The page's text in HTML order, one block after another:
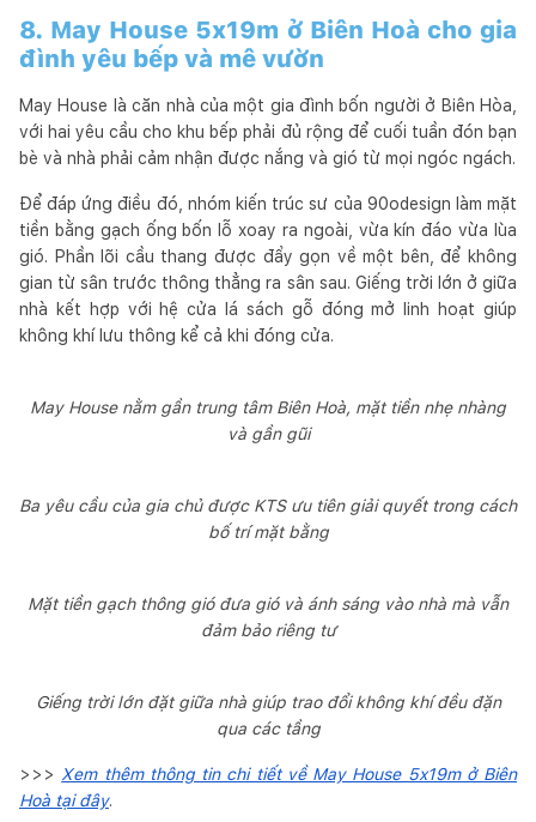
8. May House 5x19m ở Biên Hoà cho gia
đình yêu bếp và mê vườn
May House là căn nhà của một gia đình bốn người ở Biên Hòa,
với hai yêu cầu cho khu bếp phải đủ rộng để cuối tuần đón bạn
bè và nhà phải cảm nhận được nắng và gió từ mọi ngóc ngách.
Để đáp ứng điều đó, nhóm kiến trúc sư của 90odesign làm mặt
tiền bằng gạch ống bốn lỗ xoay ra ngoài, vừa kín đáo vừa lùa
gió. Phần lõi cầu thang được đẩy gọn về một bên, để không
gian từ sân trước thông thẳng ra sân sau. Giếng trời lớn ở giữa
nhà kết hợp với hệ cửa lá sách gỗ đóng mở linh hoạt giúp
không khí lưu thông kể cả khi đóng cửa.
May House nằm gần trung tâm Biên Hoà, mặt tiền nhẹ nhàng
và gần gũi
Ba yêu cầu của gia chủ được KTS ưu tiên giải quyết trong cách
bố trí mặt bằng
Mặt tiền gạch thông gió đưa gió và ánh sáng vào nhà mà vẫn
đảm bảo riêng tư
Giếng trời lớn đặt giữa nhà giúp trao đổi không khí đều đặn
qua các tầng
>>> Xem thêm thông tin chi tiết về May House 5x19m ở Biên
Hoà tại đây.